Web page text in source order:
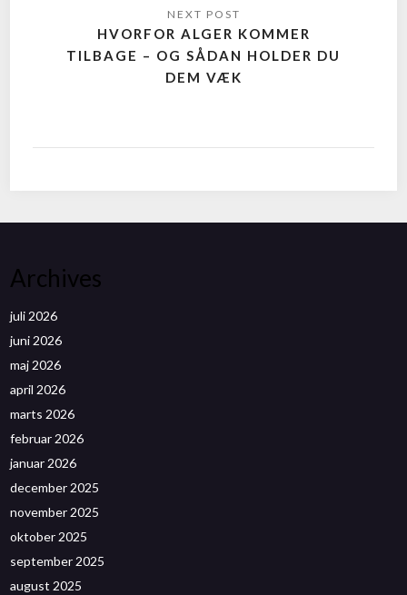
HVORFOR ALGER KOMMER
TILBAGE – OG SÅDAN HOLDER DU
DEM VÆK
Archives
juli 2026
juni 2026
maj 2026
april 2026
marts 2026
februar 2026
januar 2026
december 2025
november 2025
oktober 2025
september 2025
august 2025